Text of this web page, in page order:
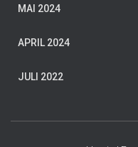
MAI 2024
APRIL 2024
JULI 2022